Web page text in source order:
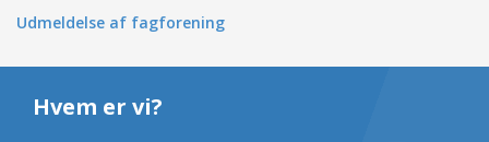
Udmeldelse af fagforening
Hvem er vi?